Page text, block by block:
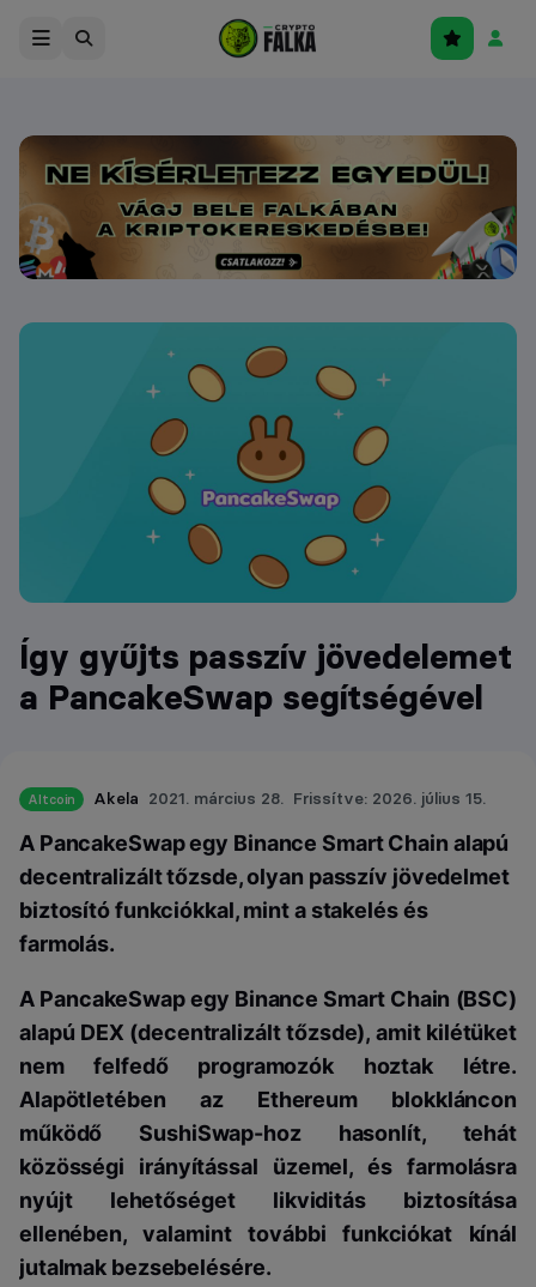
Így gyűjts passzív jövedelemet
a PancakeSwap segítségével
Altcoin Akela 2021. március 28. Frissítve: 2026. július 15.
A PancakeSwap egy Binance Smart Chain alapú
decentralizált tőzsde, olyan passzív jövedelmet
biztosító funkciókkal, mint a stakelés és
farmolás.
A PancakeSwap egy Binance Smart Chain (BSC)
alapú DEX (decentralizált tőzsde), amit kilétüket
nem felfedő programozók hoztak létre.
Alapötletében az Ethereum blokkláncon
működő SushiSwap-hoz hasonlít, tehát
közösségi irányítással üzemel, és farmolásra
nyújt lehetőséget likviditás biztosítása
ellenében, valamint további funkciókat kínál
jutalmak bezsebelésére.